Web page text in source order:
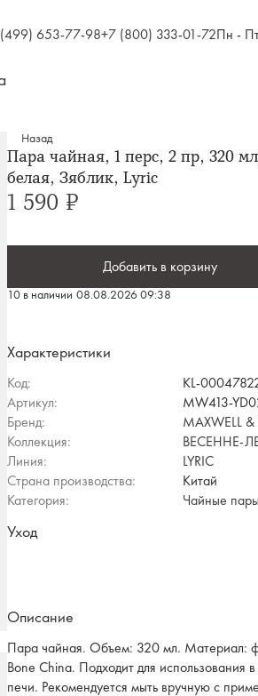
653-77-98+7 (800) 333-01-72Пн -
Назад
Пара чайная, 1 перс, 2 пр, 320
белая, Зяблик, Lyric
1 590 ₽
10 в наличии 08.08.2026 09:38
Добавить в корзину
Характеристики
Код:
KL-
Артикул:
MW413-
Бренд:
MAXWELL
Коллекция:
ВЕСЕННЕ-
Линия:
LYRIC
Страна производства:
Китай
Категория:
Чайные пары
Уход
Описание
Пара чайная. Объем: 320 мл. Материал:
Bone China. Подходит для использования
печи. Рекомендуется мыть вручную с